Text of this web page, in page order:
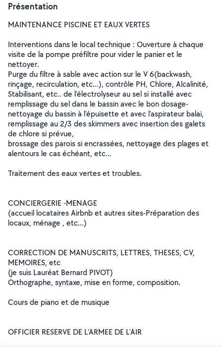
Présentation
MAINTENANCE PISCINE ET EAUX VERTES
Interventions dans le local technique : Ouverture à chaque
visite de la pompe préfiltre pour vider le panier et le
nettoyer.
Purge du filtre à sable avec action sur le V 6(backwash,
rinçage, recirculation, etc...), contrôle PH, Chlore, Alcalinité,
Stabilisant, etc.. de l'électrolyseur au sel si installé avec
remplissage du sel dans le bassin avec le bon dosage-
nettoyage du bassin à l'épuisette et avec l'aspirateur balai,
remplissage au 2/3 des skimmers avec insertion des galets
de chlore si prévue,
brossage des parois si encrassées, nettoyage des plages et
alentours le cas échéant, etc...
Traitement des eaux vertes et troubles.
CONCIERGERIE -MENAGE
(accueil locataires Airbnb et autres sites-Préparation des
locaux, ménage , etc...)
CORRECTION DE MANUSCRITS, LETTRES, THESES, CV,
MEMOIRES, etc
(je suis Lauréat Bernard PIVOT)
Orthographe, syntaxe, mise en forme, composition.
Cours de piano et de musique
OFFICIER RESERVE DE L'ARMEE DE L'AIR